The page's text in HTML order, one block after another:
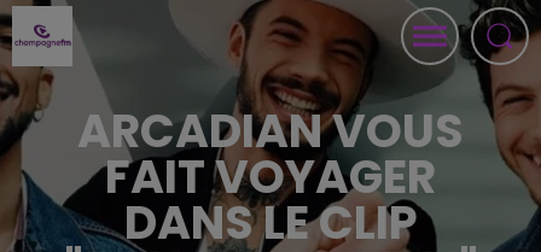
ARCADIAN VOUS
FAIT VOYAGER
DANS LE CLIP